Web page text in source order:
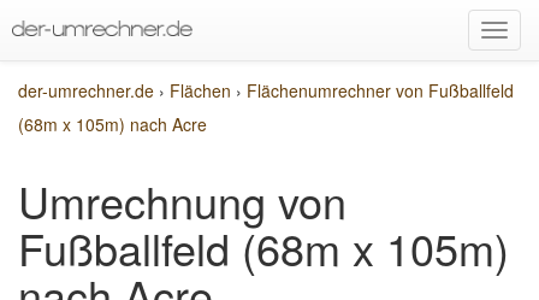
der-umrechner.de › Flächen › Flächenumrechner von Fußballfeld
(68m x 105m) nach Acre
Umrechnung von
Fußballfeld (68m x 105m)